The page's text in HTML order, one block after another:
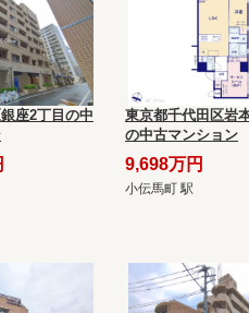
座2丁目の中
東京都千代田区岩
の中古マンション
9,698万円
小伝馬町 駅